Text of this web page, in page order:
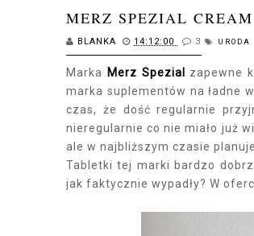
MERZ SPEZIAL
BLANKA 14:12:00 3 URODA
Marka Merz Spezial
zapewne
marka suplementów na ładne
czas, że dość regularnie
nieregularnie co nie miało już
ale w najbliższym czasie
Tabletki tej marki bardzo
jak faktycznie wypadły? W